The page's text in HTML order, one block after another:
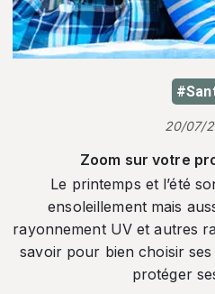
20/07/
Zoom sur votre
Le printemps et l’été
ensoleillement mais
rayonnement UV et autres
savoir pour bien choisir
protéger